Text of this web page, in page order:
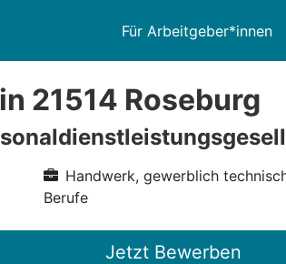
Für Arbeitgeber*innen
21514 Roseburg
Handwerk, gewerblich
Berufe
Jetzt Bewerben